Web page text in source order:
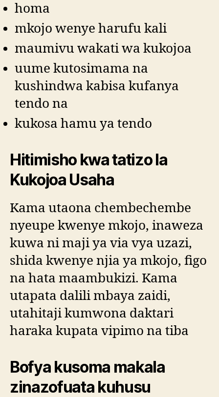
homa
mkojo wenye harufu kali
maumivu wakati wa kukojoa
uume kutosimama na
kushindwa kabisa kufanya
tendo na
kukosa hamu ya tendo
Hitimisho kwa tatizo la
Kukojoa Usaha
Kama utaona chembechembe
nyeupe kwenye mkojo, inaweza
kuwa ni maji ya via vya uzazi,
shida kwenye njia ya mkojo, figo
na hata maambukizi. Kama
utapata dalili mbaya zaidi,
utahitaji kumwona daktari
haraka kupata vipimo na tiba
Bofya kusoma makala
zinazofuata kuhusu